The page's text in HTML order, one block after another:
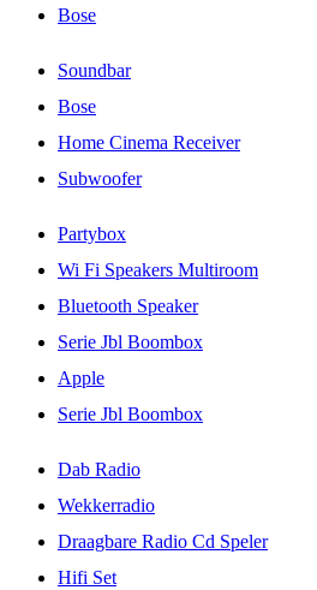
Bose
Soundbar
Bose
Home Cinema Receiver
Subwoofer
Partybox
Wi Fi Speakers Multiroom
Bluetooth Speaker
Serie Jbl Boombox
Apple
Serie Jbl Boombox
Dab Radio
Wekkerradio
Draagbare Radio Cd Speler
Hifi Set